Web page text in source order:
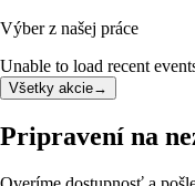
Výber z našej práce
Unable to load recent
Všetky akcie→
Pripravení na